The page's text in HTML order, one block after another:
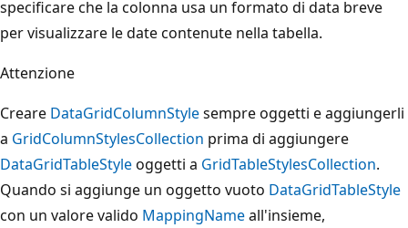
specificare che la colonna usa un formato di data breve
per visualizzare le date contenute nella tabella.
Attenzione
Creare DataGridColumnStylesempre oggetti e aggiungerli
a GridColumnStylesCollection prima di aggiungere
DataGridTableStyleoggetti a GridTableStylesCollection.
Quando si aggiunge un oggetto vuoto DataGridTableStyle
con un valore valido MappingNameall'insieme,